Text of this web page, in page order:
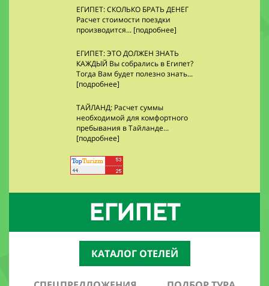
ЕГИПЕТ: СКОЛЬКО БРАТЬ ДЕНЕГ
Расчет стоимости поездки
производится... [подробнее]
ЕГИПЕТ: ЭТО ДОЛЖЕН ЗНАТЬ
КАЖДЫЙ Вы собрались в Египет?
Тогда Вам будет полезно знать...
[подробнее]
ТАЙЛАНД: Расчет суммы
необходимой для комфортного
пребывания в Тайланде...
[подробнее]
ЕГИПЕТ
КАТАЛОГ ОТЕЛЕЙ